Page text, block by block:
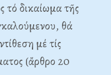
τό δικαίωμα τῆς
θά
μέ τίς
(ἄρθρο 20